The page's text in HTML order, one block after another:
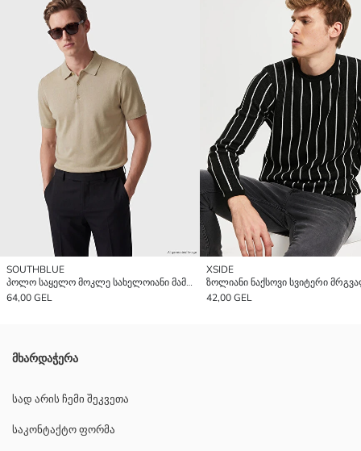
SOUTHBLUE
პოლო საყელო მოკლე სახელოიანი მამაკაცის ნაქსოვი სვიტერი
64,00 GEL
XSIDE
42,00 GEL
მხარდაჭერა
სად არის ჩემი შეკვეთა
საკონტაქტო ფორმა